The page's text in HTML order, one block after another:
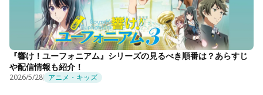
『響け！ユーフォニアム』シリーズの見るべき順番は？あらすじ
や配信情報も紹介！
2026/5/28 アニメ・キッズ